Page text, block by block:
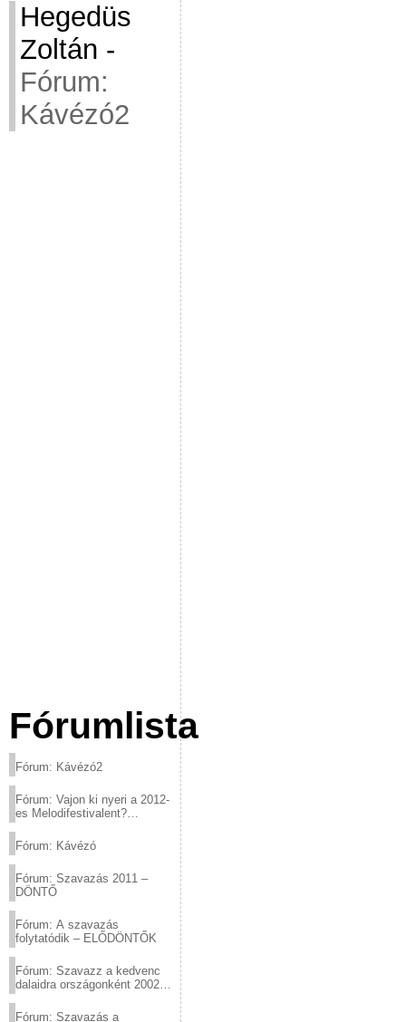
Hegedüs
Zoltán -
Fórum:
Kávézó2
Fórumlista
Fórum: Kávézó2
Fórum: Vajon ki nyeri a 2012-
es Melodifestivalent?
Fórum: Kávézó
Fórum: Szavazás 2011 –
DÖNTŐ
Fórum: A szavazás
folytatódik – ELŐDÖNTŐK
Fórum: Szavazz a kedvenc
dalaidra országonként 2002
Fórum: Szavazás a